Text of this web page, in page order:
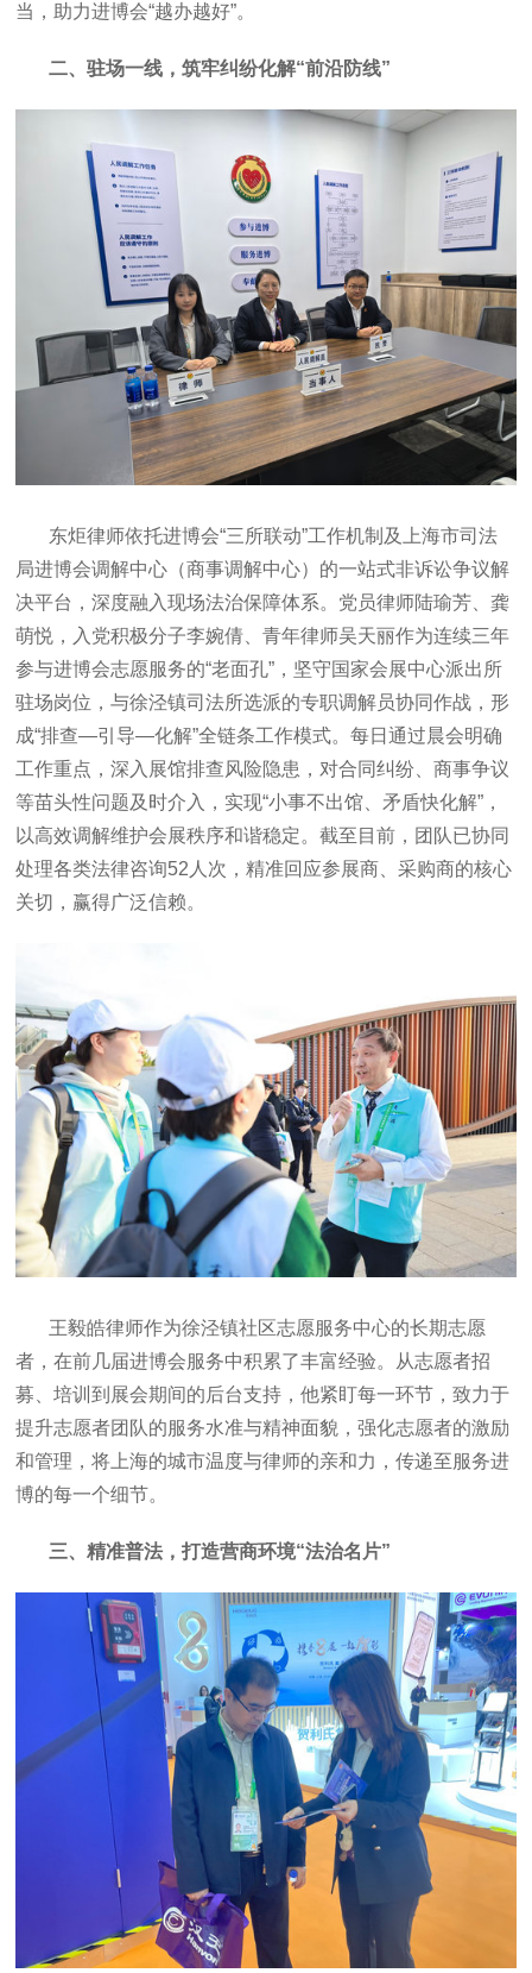
当，助力进博会“越办越好”。
二、驻场一线，筑牢纠纷化解“前沿防线”
东炬律师依托进博会“三所联动”工作机制及上海市司法
局进博会调解中心（商事调解中心）的一站式非诉讼争议解
决平台，深度融入现场法治保障体系。党员律师陆瑜芳、龚
萌悦，入党积极分子李婉倩、青年律师吴天丽作为连续三年
参与进博会志愿服务的“老面孔”，坚守国家会展中心派出所
驻场岗位，与徐泾镇司法所选派的专职调解员协同作战，形
成“排查—引导—化解”全链条工作模式。每日通过晨会明确
工作重点，深入展馆排查风险隐患，对合同纠纷、商事争议
等苗头性问题及时介入，实现“小事不出馆、矛盾快化解”，
以高效调解维护会展秩序和谐稳定。截至目前，团队已协同
处理各类法律咨询52人次，精准回应参展商、采购商的核心
关切，赢得广泛信赖。
王毅皓律师作为徐泾镇社区志愿服务中心的长期志愿
者，在前几届进博会服务中积累了丰富经验。从志愿者招
募、培训到展会期间的后台支持，他紧盯每一环节，致力于
提升志愿者团队的服务水准与精神面貌，强化志愿者的激励
和管理，将上海的城市温度与律师的亲和力，传递至服务进
博的每一个细节。
三、精准普法，打造营商环境“法治名片”